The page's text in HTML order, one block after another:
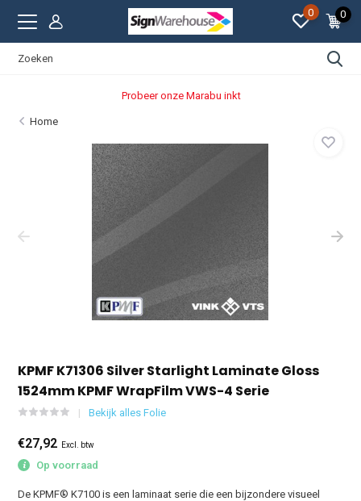
0 0
Probeer onze Marabu inkt
Home
KPMF K71306 Silver Starlight Laminate Gloss
1524mm KPMF WrapFilm VWS-4 Serie
Bekijk alles Folie
€27,92 Excl. btw
Op voorraad
De KPMF® K7100 is een laminaat serie die een bijzondere visueel